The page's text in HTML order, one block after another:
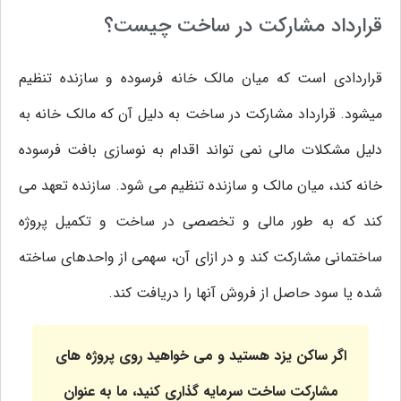
قرارداد مشارکت در ساخت چیست؟
قراردادی است که میان مالک خانه فرسوده و سازنده تنظیم
میشود. قرارداد مشارکت در ساخت به دلیل آن که مالک خانه به
دلیل مشکلات مالی نمی تواند اقدام به نوسازی بافت فرسوده
خانه کند، میان مالک و سازنده تنظیم می شود. سازنده تعهد می‌
کند که به طور مالی و تخصصی در ساخت و تکمیل پروژه‌
ساختمانی مشارکت کند و در ازای آن، سهمی از واحدهای ساخته
شده یا سود حاصل از فروش آنها را دریافت کند.
اگر ساکن یزد هستید و می خواهید روی پروژه های
مشارکت ساخت سرمایه گذاری کنید، ما به عنوان